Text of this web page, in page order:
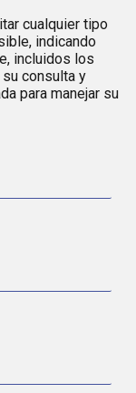
cualquier tipo
indicando
incluidos los
consulta y
para manejar su